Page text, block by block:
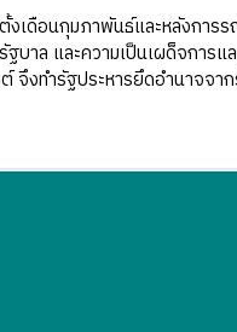
งเดือนกุมภาพันธ์และหลังกา
บาล และความเป็นเผด็จการ
จึงทำรัฐประหารยึดอำนาจจ